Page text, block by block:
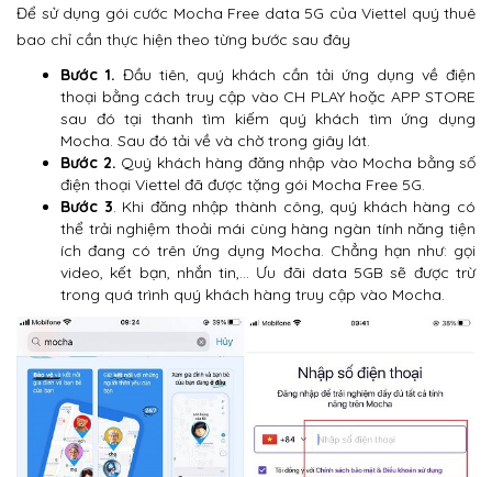
Để sử dụng gói cước Mocha Free data 5G của Viettel quý thuê
bao chỉ cần thực hiện theo từng bước sau đây
Bước 1. Đầu tiên, quý khách cần tải ứng dụng về điện
thoại bằng cách truy cập vào CH PLAY hoặc APP STORE
sau đó tại thanh tìm kiếm quý khách tìm ứng dụng
Mocha. Sau đó tải về và chờ trong giây lát.
Bước 2. Quý khách hàng đăng nhập vào Mocha bằng số
điện thoại Viettel đã được tặng gói Mocha Free 5G.
Bước 3. Khi đăng nhập thành công, quý khách hàng có
thể trải nghiệm thoải mái cùng hàng ngàn tính năng tiện
ích đang có trên ứng dụng Mocha. Chẳng hạn như: gọi
video, kết bạn, nhắn tin,… Ưu đãi data 5GB sẽ được trừ
trong quá trình quý khách hàng truy cập vào Mocha.